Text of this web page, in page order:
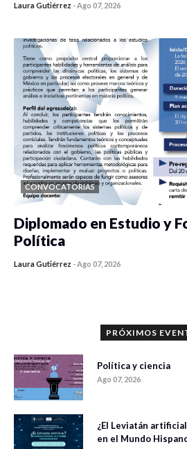
Laura Gutiérrez -Ago 07, 2026
CONVOCATORIAS
Diplomado en Estudio y
Política
Laura Gutiérrez -Ago 07, 2026
PRÓXIMOS
Política y ciencia
Ago 07, 2026
¿El Leviatán
en el Mundo